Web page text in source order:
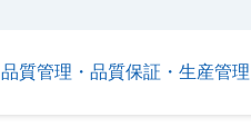
品質管理・品質保証・生産管